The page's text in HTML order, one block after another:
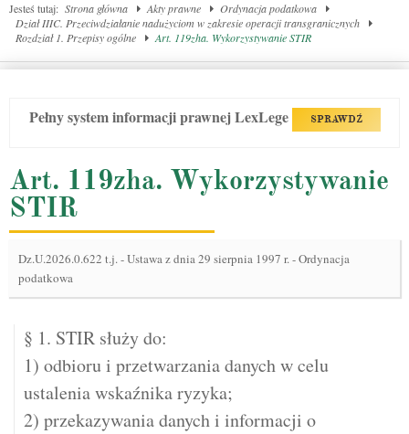
Jesteś tutaj: Strona główna Akty prawne
Ordynacja podatkowa
Dział IIIC. Przeciwdziałanie nadużyciom w zakresie operacji transgranicznych
Rozdział 1. Przepisy ogólne
Art. 119zha. Wykorzystywanie STIR
Pełny system informacji prawnej LexLege SPRAWDŹ
Art. 119zha. Wykorzystywanie
STIR
Dz.U.2026.0.622 t.j.-Ustawa z dnia 29 sierpnia 1997 r. - Ordynacja
podatkowa
§ 1. STIR służy do:
1) odbioru i przetwarzania danych w celu
ustalenia wskaźnika ryzyka;
2) przekazywania danych i informacji o